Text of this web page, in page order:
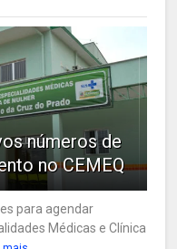
números de
no CEMEQ
para agendar
Médicas e Clínica